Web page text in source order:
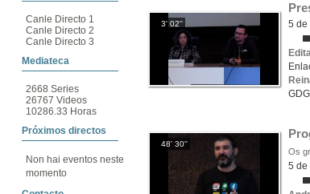
Canle Directo 1
Canle Directo 2
Canle Directo 3
Mediateca
2668 Series
26767 Videos
10286.33 Horas
Próximos directos
Non hai eventos neste
momento
3' 02''
5 de
48' 30''
Os
5 de